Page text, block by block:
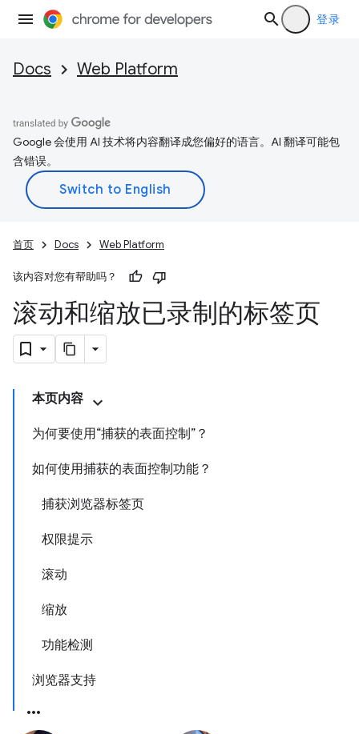
登录
Docs Web Platform
Google 会使用 AI 技术将内容翻译成您偏好的语言。AI 翻译可能包
含错误。
首页 Docs Web Platform
该内容对您有帮助吗？
滚动和缩放已录制的标签页
本页内容
为何要使用“捕获的表面控制”？
如何使用捕获的表面控制功能？
捕获浏览器标签页
权限提示
滚动
缩放
功能检测
浏览器支持